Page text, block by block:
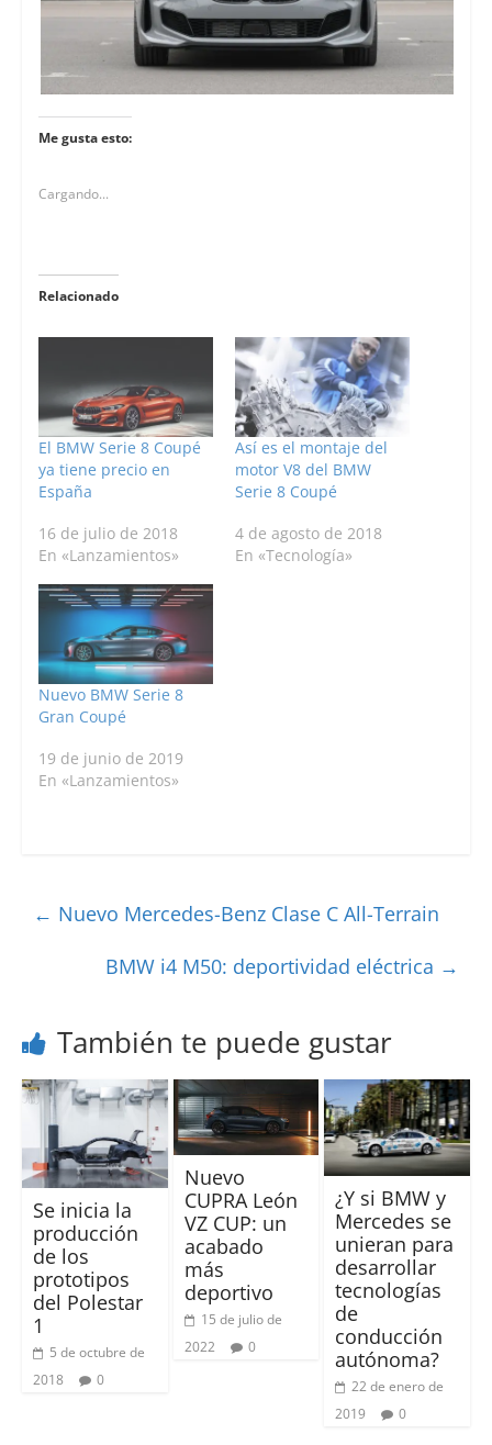
Me gusta esto:
Cargando...
Relacionado
El BMW Serie 8 Coupé
ya tiene precio en
España
16 de julio de 2018
En «Lanzamientos»
Así es el montaje del
motor V8 del BMW
Serie 8 Coupé
4 de agosto de 2018
En «Tecnología»
Nuevo BMW Serie 8
Gran Coupé
19 de junio de 2019
En «Lanzamientos»
← Nuevo Mercedes-Benz Clase C All-Terrain
BMW i4 M50: deportividad eléctrica →
También te puede gustar
Se inicia la
producción
de los
prototipos
del Polestar
1
5 de octubre de
2018
0
Nuevo
CUPRA León
VZ CUP: un
acabado
más
deportivo
15 de julio de
2022
0
¿Y si BMW y
Mercedes se
unieran para
desarrollar
tecnologías
de
conducción
autónoma?
22 de enero de
2019
0